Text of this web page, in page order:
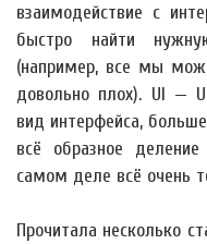
взаимодействие с
быстро найти
(например, все мы
довольно плох). UI —
вид интерфейса,
всё образное
самом деле всё очень
Прочитала несколько